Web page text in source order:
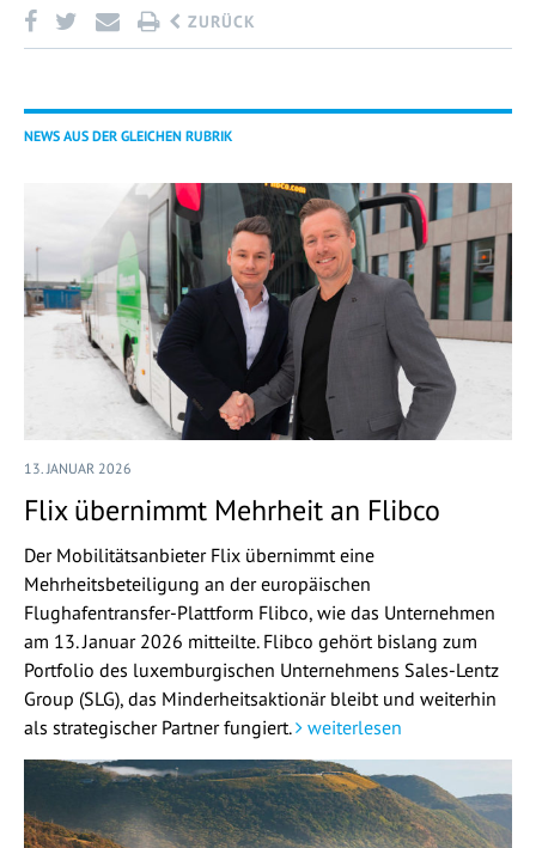
ZURÜCK
NEWS AUS DER GLEICHEN RUBRIK
13. JANUAR 2026
Flix übernimmt Mehrheit an Flibco
Der Mobilitätsanbieter Flix übernimmt eine
Mehrheitsbeteiligung an der europäischen
Flughafentransfer-Plattform Flibco, wie das Unternehmen
am 13. Januar 2026 mitteilte. Flibco gehört bislang zum
Portfolio des luxemburgischen Unternehmens Sales-Lentz
Group (SLG), das Minderheitsaktionär bleibt und weiterhin
als strategischer Partner fungiert.
weiterlesen